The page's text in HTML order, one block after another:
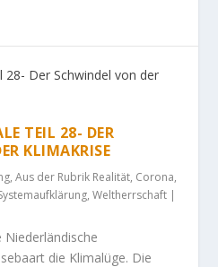
TEIL 28- DER
KLIMAKRISE
,Aus der Rubrik Realität, Corona,
,Weltherrschaft |
Niederländische
die Klimalüge. Die